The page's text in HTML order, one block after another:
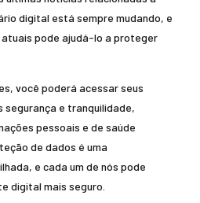
digital está sempre mudando, e
pode ajudá-lo a proteger
você poderá acessar seus
segurança e tranquilidade,
pessoais e de saúde
de dados é uma
e cada um de nós pode
digital mais seguro.